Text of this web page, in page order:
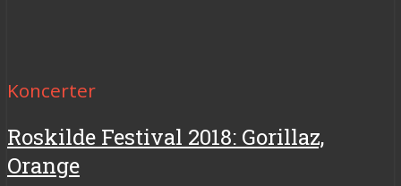
Koncerter
Roskilde Festival 2018: Gorillaz,
Orange